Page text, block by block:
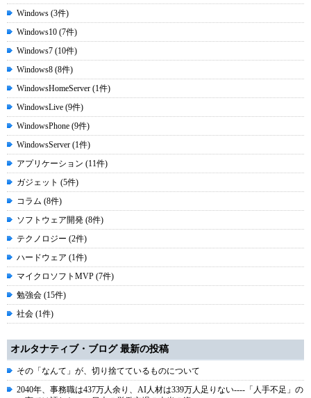
Windows (3件)
Windows10 (7件)
Windows7 (10件)
Windows8 (8件)
WindowsHomeServer (1件)
WindowsLive (9件)
WindowsPhone (9件)
WindowsServer (1件)
アプリケーション (11件)
ガジェット (5件)
コラム (8件)
ソフトウェア開発 (8件)
テクノロジー (2件)
ハードウェア (1件)
マイクロソフトMVP (7件)
勉強会 (15件)
社会 (1件)
オルタナティブ・ブログ 最新の投稿
その「なんて」が、切り捨てているものについて
2040年、事務職は437万人余り、AI人材は339万人足りない----「人手不足」の